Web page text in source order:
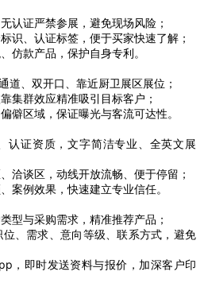
认证严禁参展，避免现场风险；
识、认证标签，便于买家快速了解；
仿款产品，保护自身专利。
、双开口、靠近厨卫展区展位；
集群效应精准吸引目标客户；
僻区域，保证曝光与客流可达性。
认证资质，文字简洁专业、全英文展
洽谈区，动线开放流畅、便于停留；
案例效果，快速建立专业信任。
型与采购需求，精准推荐产品；
、需求、意向等级、联系方式，避免
，即时发送资料与报价，加深客户印